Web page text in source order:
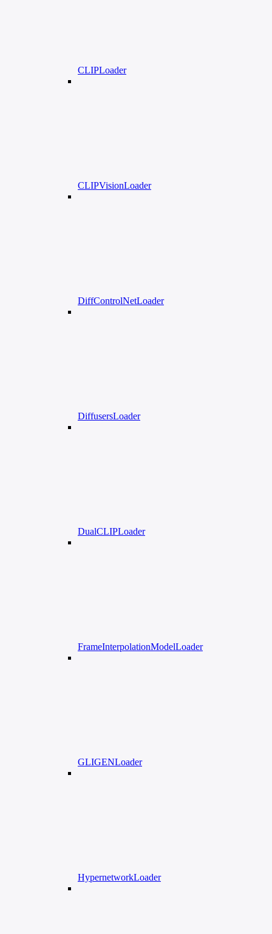
CLIPLoader
CLIPVisionLoader
DiffControlNetLoader
DiffusersLoader
DualCLIPLoader
FrameInterpolationModelLoader
GLIGENLoader
HypernetworkLoader